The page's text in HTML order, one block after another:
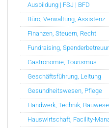
Ausbildung | FSJ | BFD
Büro, Verwaltung, Assistenz
Finanzen, Steuern, Recht
Fundraising,
Gastronomie, Tourismus
Geschäftsführung, Leitung
Gesundheitswesen, Pflege
Handwerk, Technik,
Hauswirtschaft, Facility-